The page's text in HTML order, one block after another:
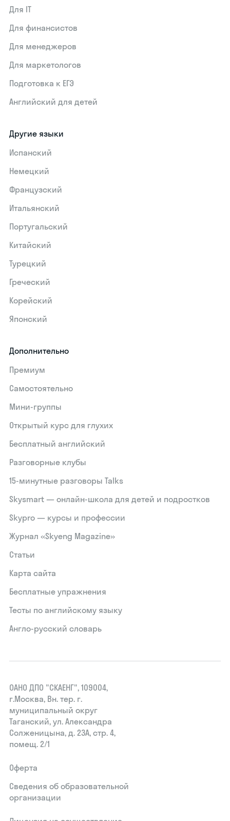
Для IT
Для финансистов
Для менеджеров
Для маркетологов
Подготовка к ЕГЭ
Английский для детей
Другие языки
Испанский
Немецкий
Французский
Итальянский
Португальский
Китайский
Турецкий
Греческий
Корейский
Японский
Дополнительно
Премиум
Самостоятельно
Мини-группы
Открытый курс для глухих
Бесплатный английский
Разговорные клубы
15‑минутные разговоры Talks
Skysmart — онлайн-школа для детей и подростков
Skypro — курсы и профессии
Журнал «Skyeng Magazine»
Статьи
Карта сайта
Бесплатные упражнения
Тесты по английскому языку
Англо-русский словарь
ОАНО ДПО "СКАЕНГ", 109004,
г.Москва, Вн. тер. г.
муниципальный округ
Таганский, ул. Александра
Солженицына, д. 23А, стр. 4,
помещ. 2/1
Оферта
Сведения об образовательной
организации